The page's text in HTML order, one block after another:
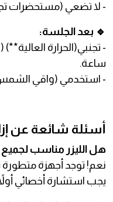
- لا تضعي (مستحضرات
🔹 بعد الجلسة:
ساعة.
- استخدمي (واقي
أسئلة شائعة عن
هل الليزر مناسب لجميع
نعم! توجد أجهزة
يجب استشارة أخصائي